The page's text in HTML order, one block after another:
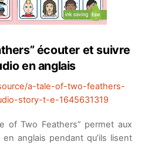
écouter et suivre
en anglais
a-tale-of-two-feathers-
story-t-e-1645631319
of Two Feathers” permet aux
en anglais pendant qu’ils lisent